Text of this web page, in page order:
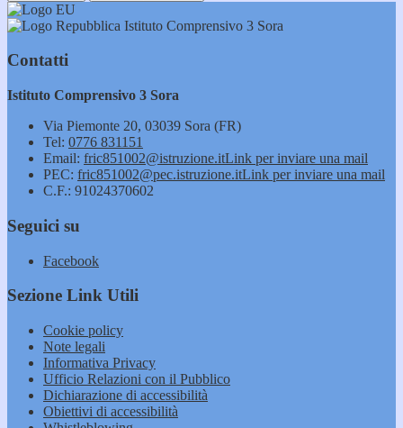
Istituto Comprensivo 3 Sora
Contatti
Istituto Comprensivo 3 Sora
Via Piemonte 20, 03039 Sora (FR)
Tel: 0776 831151
Email: fric851002@istruzione.itLink per inviare una mail
PEC: fric851002@pec.istruzione.itLink per inviare una mail
C.F.: 91024370602
Seguici su
Facebook
Sezione Link Utili
Cookie policy
Note legali
Informativa Privacy
Ufficio Relazioni con il Pubblico
Dichiarazione di accessibilità
Obiettivi di accessibilità